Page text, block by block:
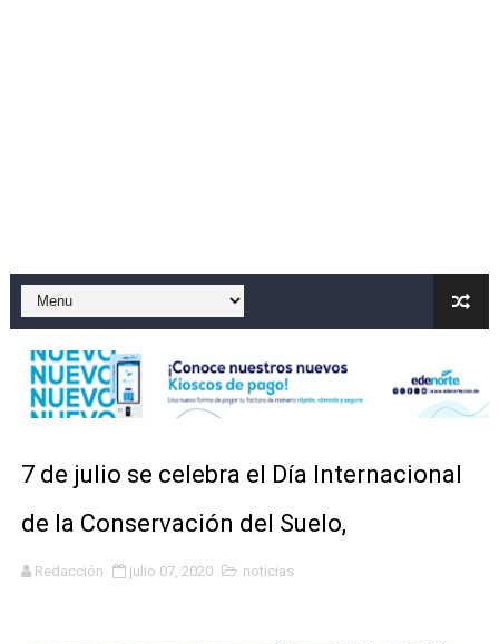
Un sismo de magnitud 3,4 se registra en una provincia
Incendio en Grecia quema 12,600 hectáreas y obliga a
Pacheman apuesta por la evolución del merengue
Un derrumbe en el centro de Cuba deja dos personas
Condenan a dos 'streamers' franceses por torturar
7 de julio se celebra el Día Internacional
de la Conservación del Suelo,
Redacción julio 07, 2020 noticias